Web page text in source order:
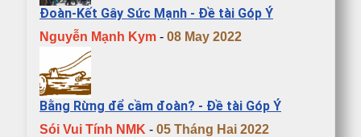
Đoàn-Kết Gây Sức Mạnh - Đề tài Góp Ý
Nguyễn Mạnh Kym - 08 May 2022
Bằng Rừng để cầm đoàn? - Đề tài Góp Ý
Sói Vui Tính NMK - 05 Tháng Hai 2022